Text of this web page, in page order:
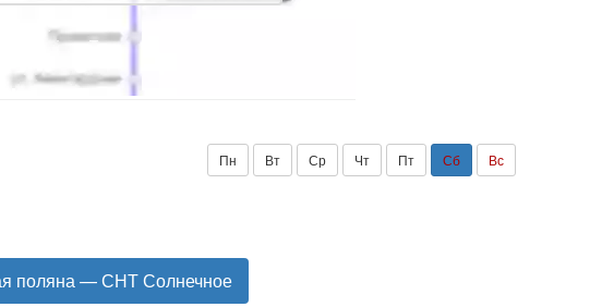
Пн Вт Ср Чт Пт Сб Вс
поляна — СНТ Солнечное